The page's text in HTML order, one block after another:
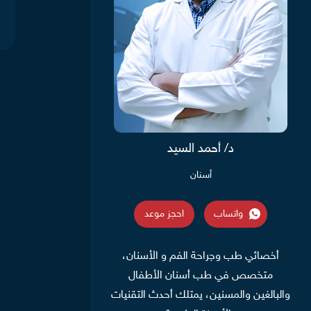
د/ أحمد السيد
أسنان
واتساب احجز موعد
أخصائي طب وجراحة الفم و الأسنان،
متخصص في طب أسنان الأطفال
والبالغين والمسنين، يمتلك أحدث التقنيات